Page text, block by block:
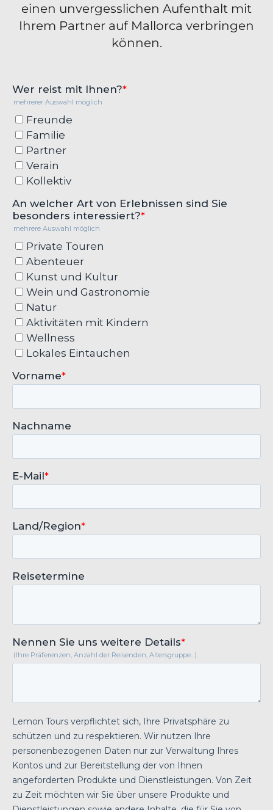
einen unvergesslichen Aufenthalt mit
Ihrem Partner auf Mallorca verbringen
können.